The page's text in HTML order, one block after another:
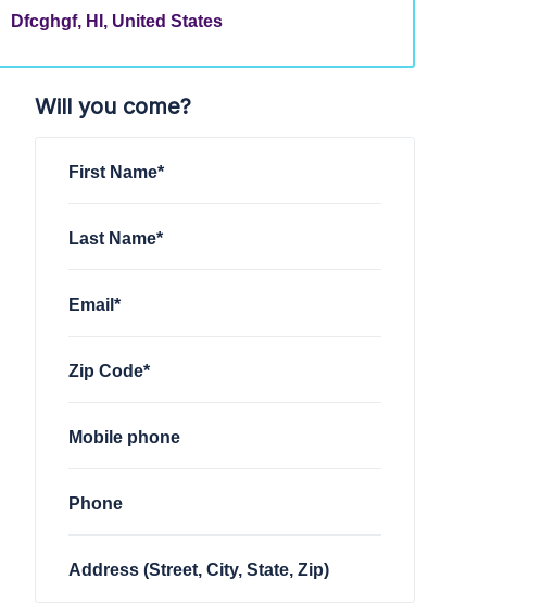
Dfcghgf, HI, United States
Will you come?
First Name*
Last Name*
Email*
Zip Code*
Mobile phone
Phone
Address (Street, City, State, Zip)